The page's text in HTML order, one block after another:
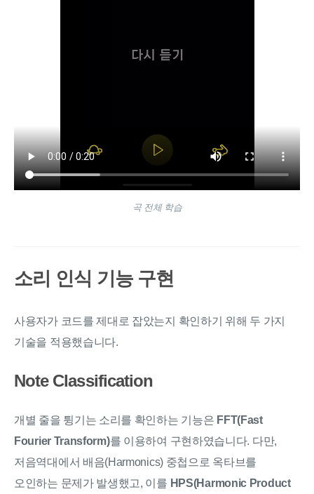
곡 전체 학습
소리 인식 기능 구현
사용자가 코드를 제대로 잡았는지 확인하기 위해 두 가지
기술을 적용했습니다.
Note Classification
개별 줄을 튕기는 소리를 확인하는 기능은 FFT(Fast
Fourier Transform)를 이용하여 구현하였습니다. 다만,
저음역대에서 배음(Harmonics) 중첩으로 옥타브를
오인하는 문제가 발생했고, 이를 HPS(Harmonic Product